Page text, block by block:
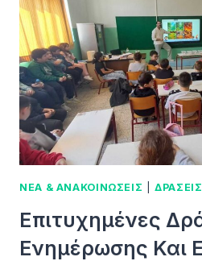
ΝΕΑ & ΑΝΑΚΟΙΝΩΣΕΙΣ |ΔΡΑΣΕΙΣ
Επιτυχημένες
Ενημέρωσης Και